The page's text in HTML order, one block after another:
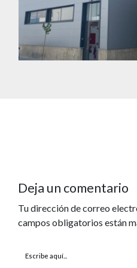
Deja un comentario
Tu dirección de correo
campos obligatorios están
Escribe